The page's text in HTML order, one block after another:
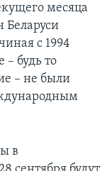
месяца
Беларуси
с 1994
– будь то
– не были
в